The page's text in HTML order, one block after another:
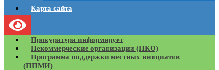
Карта сайта
Прокуратура информирует
Некоммерческие организации (НКО)
Программа поддержки местных инициатив
(ППМИ)